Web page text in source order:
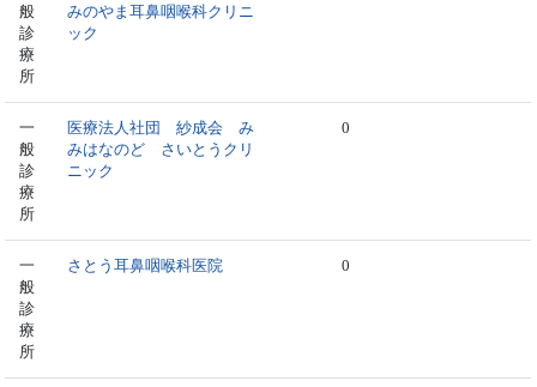
般
診
療
所
みのやま耳鼻咽喉科クリニ
ック
一
般
診
療
所
医療法人社団 紗成会 み
みはなのど さいとうクリ
ニック
0
一
般
診
療
所
さとう耳鼻咽喉科医院 0